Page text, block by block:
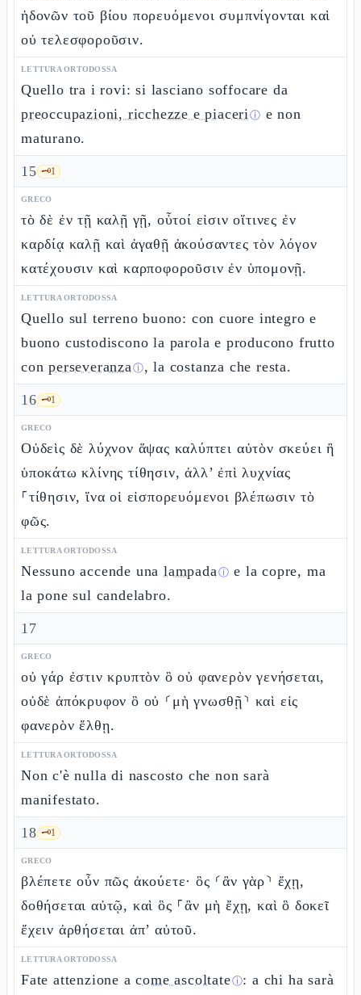
ἡδονῶν τοῦ βίου πορευόμενοι συμπνίγονται καὶ
οὐ τελεσφοροῦσιν.
LETTURA ORTODOSSA
Quello tra i rovi: si lasciano soffocare da
preoccupazioni, ricchezze e piaceriⓘ e non
maturano.
15 🗝️1
GRECO
τὸ δὲ ἐν τῇ καλῇ γῇ, οὗτοί εἰσιν οἵτινες ἐν
καρδίᾳ καλῇ καὶ ἀγαθῇ ἀκούσαντες τὸν λόγον
κατέχουσιν καὶ καρποφοροῦσιν ἐν ὑπομονῇ.
LETTURA ORTODOSSA
Quello sul terreno buono: con cuore integro e
buono custodiscono la parola e producono frutto
conperseveranzaⓘ, la costanza che resta.
16 🗝️1
GRECO
Οὐδεὶς δὲ λύχνον ἅψας καλύπτει αὐτὸν σκεύει ἢ
ὑποκάτω κλίνης τίθησιν, ἀλλ’ ἐπὶ λυχνίας
⸀τίθησιν, ἵνα οἱ εἰσπορευόμενοι βλέπωσιν τὸ
φῶς.
LETTURA ORTODOSSA
Nessuno accende unalampadaⓘ e la copre, ma
la pone sul candelabro.
17
GRECO
οὐ γάρ ἐστιν κρυπτὸν ὃ οὐ φανερὸν γενήσεται,
οὐδὲ ἀπόκρυφον ὃ οὐ ⸂μὴ γνωσθῇ⸃ καὶ εἰς
φανερὸν ἔλθῃ.
LETTURA ORTODOSSA
Non c'è nulla di nascosto che non sarà
manifestato.
18 🗝️1
GRECO
βλέπετε οὖν πῶς ἀκούετε· ὃς ⸂ἂν γὰρ⸃ ἔχῃ,
δοθήσεται αὐτῷ, καὶ ὃς ⸀ἂν μὴ ἔχῃ, καὶ ὃ δοκεῖ
ἔχειν ἀρθήσεται ἀπ’ αὐτοῦ.
LETTURA ORTODOSSA
Fate attenzione acome ascoltateⓘ: a chi ha sarà